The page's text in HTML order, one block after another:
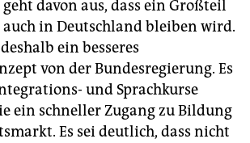
davon aus, dass ein Großteil
in Deutschland bleiben wird.
ein besseres
von der Bundesregierung. Es
und Sprachkurse
ein schneller Zugang zu Bildung
Es sei deutlich, dass nicht